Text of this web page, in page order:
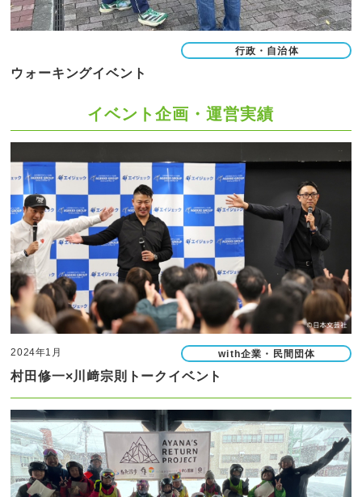
行政・自治体
ウォーキングイベント
イベント企画・運営実績
2024年1月 with企業・民間団体
村田修一×川﨑宗則トークイベント